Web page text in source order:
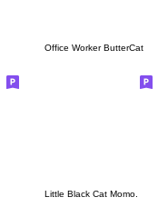
Office Worker ButterCat
Little Black Cat Momo.